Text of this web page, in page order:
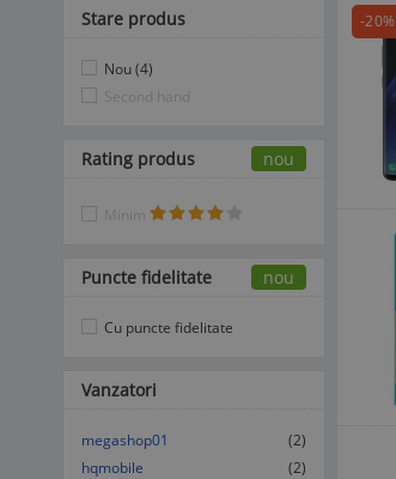
-20%
Stare produs
Nou (4)
Second hand
Rating produs nou
Minim
Puncte fidelitate nou
Cu puncte fidelitate
Vanzatori
megashop01
(2)
hqmobile
(2)